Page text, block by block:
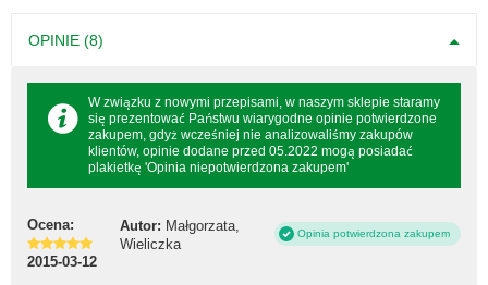
OPINIE (8)
W związku z nowymi przepisami, w naszym sklepie staramy
się prezentować Państwu wiarygodne opinie potwierdzone
zakupem, gdyż wcześniej nie analizowaliśmy zakupów
klientów, opinie dodane przed 05.2022 mogą posiadać
plakietkę 'Opinia niepotwierdzona zakupem'
Ocena: Autor: Małgorzata,
Wieliczka
Opinia potwierdzona zakupem
2015-03-12